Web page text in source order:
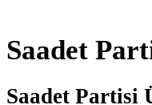
Saadet
Saadet Partisi